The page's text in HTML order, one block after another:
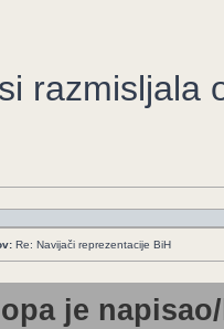
razmisljala
Re: Navijači reprezentacije BiH
je